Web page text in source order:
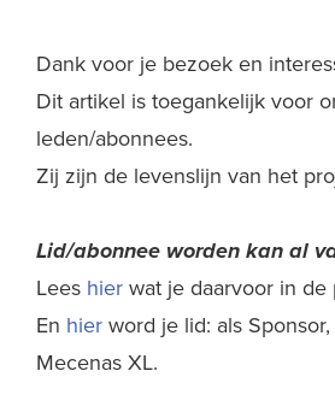
Dank voor je bezoek en
Dit artikel is toegankelijk voor
leden/abonnees.
Zij zijn de levenslijn van het
Lid/abonnee worden kan al
Lees hierwat je daarvoor in de
En hierword je lid: als
Mecenas XL.